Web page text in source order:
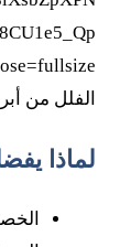
الفلل من
لماذا